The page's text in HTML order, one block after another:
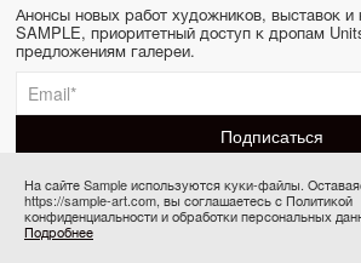
Купить за 90 000 ₽
Анонсы новых работ художников, выставок и
SAMPLE, приоритетный доступ к дропам
предложениям галереи.
SAMPLE | Online gallery & Auction © 2022-2026
Сделано в Апривер
На сайте Sample используются куки-файлы.
https://sample-art.com, вы соглашаетесь с Политикой
конфиденциальности и обработки персональных
Подробнее